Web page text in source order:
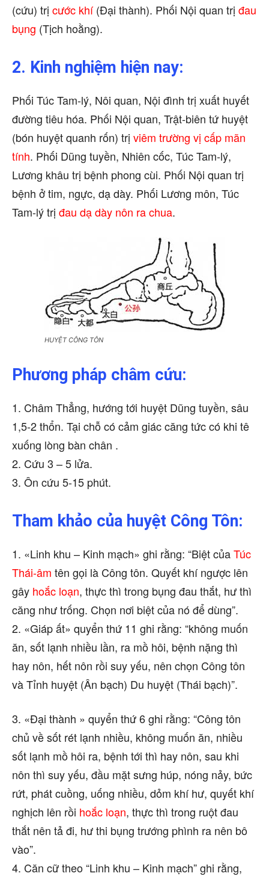
(cứu) trị cước khí(Đại thành). Phối Nội quan trị đau
bụng (Tịch hoằng).
2. Kinh nghiệm hiện nay:
Phối Túc Tam-lý, Nôi quan, Nội đình trị xuất huyết
đường tiêu hóa. Phối Nội quan, Trật-biên tứ huyệt
(bón huyệt quanh rốn) trị viêm trường vị cấp mãn
tính. Phối Dũng tuyền, Nhiên cốc, Túc Tam-lý,
Lương khâu trị bệnh phong cùi. Phối Nội quan trị
bệnh ở tim, ngực, dạ dày. Phối Lương môn, Túc
Tam-lý trị đau dạ dày nôn ra chua.
HUYỆT CÔNG TÔN
Phương pháp châm cứu:
1. Châm Thẳng, hướng tới huyệt Dũng tuyền, sâu
1,5-2 thổn. Tại chỗ có cảm giác căng tức có khi tê
xuống lòng bàn chân .
2. Cứu 3 – 5 lửa.
3. Ôn cứu 5-15 phút.
Tham khảo của huyệt Công Tôn:
1. «Linh khu – Kinh mạch» ghi rằng: “Biệt củaTúc
Thái-âm tên gọi là Công tôn. Quyết khí ngược lên
gây hoắc loạn, thực thì trong bụng đau thắt, hư thì
căng như trống. Chọn nơi biệt của nó để dùng”.
2. «Giáp ất» quyển thứ 11 ghi rằng: “không muốn
ăn, sốt lạnh nhiều lần, ra mồ hôi, bệnh nặng thì
hay nôn, hết nôn rồi suy yếu, nên chọn Công tôn
và Tỉnh huyệt (Ân bạch) Du huyệt (Thái bạch)”.
3. «Đại thành » quyển thứ 6 ghi rằng: “Công tôn
chủ về sốt rét lạnh nhiều, không muốn ăn, nhiều
sốt lạnh mồ hôi ra, bệnh tới thì hay nôn, sau khi
nôn thì suy yếu, đầu mặt sưng húp, nóng nảy, bức
rứt, phát cuồng, uống nhiều, dỏm khí hư, quyết khí
nghịch lên rồi hoắc loạn, thực thì trong ruột đau
thắt nên tả đi, hư thi bụng trướng phình ra nên bô
vào”.
4. Căn cữ theo “Linh khu – Kinh mạch” ghi rằng,